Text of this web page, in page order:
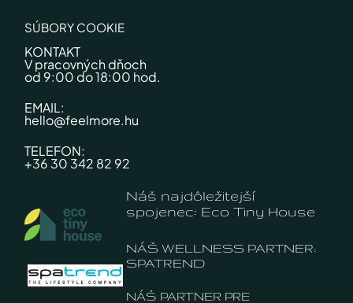
SÚBORY COOKIE
KONTAKT
V pracovných dňoch
od 9:00 do 18:00 hod.
EMAIL:
hello@feelmore.hu
TELEFON:
+36 30 342 82 92
Náš najdôležitejší
spojenec: Eco Tiny House
NÁŠ WELLNESS PARTNER:
SPATREND
NÁŠ PARTNER PRE